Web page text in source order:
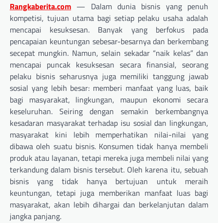
Rangkaberita.com — Dalam dunia bisnis yang penuh
kompetisi, tujuan utama bagi setiap pelaku usaha adalah
mencapai kesuksesan. Banyak yang berfokus pada
pencapaian keuntungan sebesar-besarnya dan berkembang
secepat mungkin. Namun, selain sekadar “naik kelas” dan
mencapai puncak kesuksesan secara finansial, seorang
pelaku bisnis seharusnya juga memiliki tanggung jawab
sosial yang lebih besar: memberi manfaat yang luas, baik
bagi masyarakat, lingkungan, maupun ekonomi secara
keseluruhan. Seiring dengan semakin berkembangnya
kesadaran masyarakat terhadap isu sosial dan lingkungan,
masyarakat kini lebih memperhatikan nilai-nilai yang
dibawa oleh suatu bisnis. Konsumen tidak hanya membeli
produk atau layanan, tetapi mereka juga membeli nilai yang
terkandung dalam bisnis tersebut. Oleh karena itu, sebuah
bisnis yang tidak hanya bertujuan untuk meraih
keuntungan, tetapi juga memberikan manfaat luas bagi
masyarakat, akan lebih dihargai dan berkelanjutan dalam
jangka panjang.